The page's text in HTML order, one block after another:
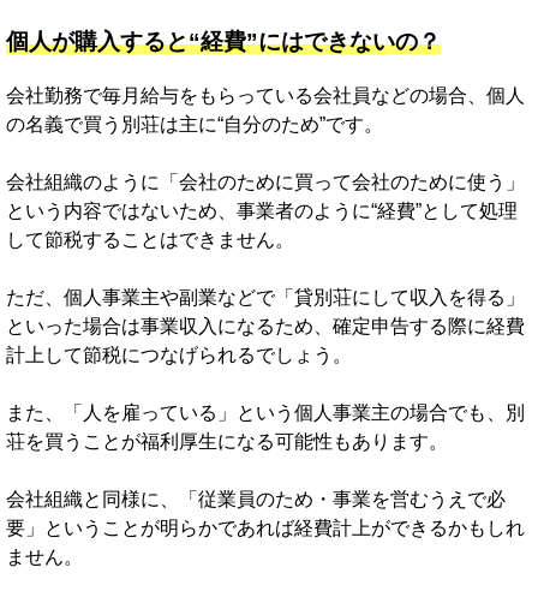
個人が購入すると“経費”にはできないの？
会社勤務で毎月給与をもらっている会社員などの場合、個人
の名義で買う別荘は主に“自分のため”です。
会社組織のように「会社のために買って会社のために使う」
という内容ではないため、事業者のように“経費”として処理
して節税することはできません。
ただ、個人事業主や副業などで「貸別荘にして収入を得る」
といった場合は事業収入になるため、確定申告する際に経費
計上して節税につなげられるでしょう。
また、「人を雇っている」という個人事業主の場合でも、別
荘を買うことが福利厚生になる可能性もあります。
会社組織と同様に、「従業員のため・事業を営むうえで必
要」ということが明らかであれば経費計上ができるかもしれ
ません。